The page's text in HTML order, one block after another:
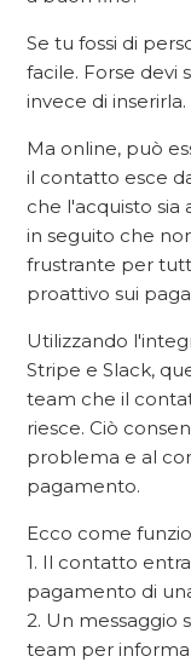
Se tu fossi di
facile. Forse devi
invece di inserirla.
Ma online, può
il contatto esce
che l'acquisto sia
in seguito che
frustrante per
proattivo sui
Utilizzando
Stripe e Slack,
team che il
riesce. Ciò
problema e al
pagamento.
Ecco come
1. Il contatto
pagamento di
2. Un messaggio
team per